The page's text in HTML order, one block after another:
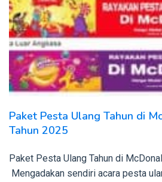
Paket Pesta Ulang Tahun di
Tahun 2025
Paket Pesta Ulang Tahun di
Mengadakan sendiri acara pesta